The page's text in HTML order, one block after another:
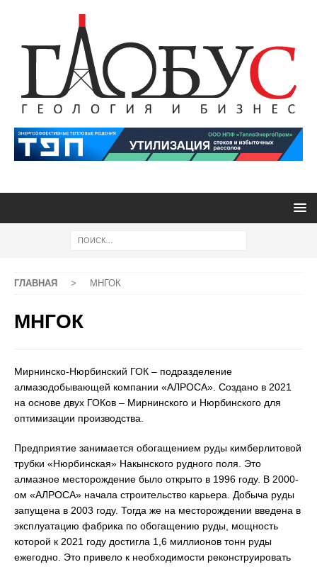
ГЛАВНАЯ > МНГОК
МНГОК
Мирнинско-Нюрбинский ГОК – подразделение
алмазодобывающей компании «АЛРОСА». Создано в 2021
на основе двух ГОКов – Мирнинского и Нюрбинского для
оптимизации производства.
Предприятие занимается обогащением руды кимберлитовой
трубки «Нюрбинская» Накынского рудного поля. Это
алмазное месторождение было открыто в 1996 году. В 2000-
ом «АЛРОСА» начала строительство карьера. Добыча руды
запущена в 2003 году. Тогда же на месторождении введена в
эксплуатацию фабрика по обогащению руды, мощность
которой к 2021 году достигла 1,6 миллионов тонн руды
ежегодно. Это привело к необходимости реконструировать